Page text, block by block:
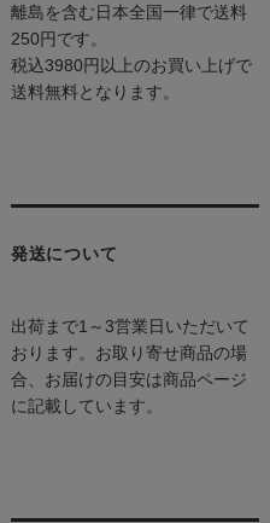
離島を含む日本全国一律で送料
250円です。
税込3980円以上のお買い上げで
送料無料となります。
発送について
出荷まで1～3営業日いただいて
おります。お取り寄せ商品の場
合、お届けの目安は商品ページ
に記載しています。